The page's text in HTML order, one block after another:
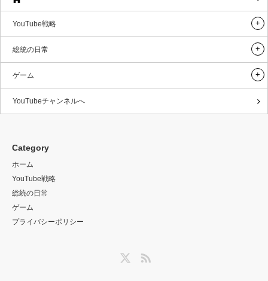
YouTube戦略
総統の日常
ゲーム
YouTubeチャンネルへ
Category
ホーム
YouTube戦略
総統の日常
ゲーム
プライバシーポリシー